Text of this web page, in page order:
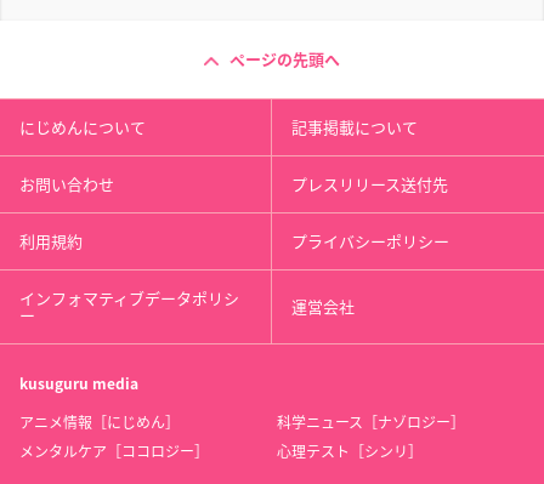
ページの先頭へ
にじめんについて 記事掲載について
お問い合わせ プレスリリース送付先
利用規約 プライバシーポリシー
インフォマティブデータポリシ
ー 運営会社
kusuguru media
アニメ情報［にじめん］
科学ニュース［ナゾロジー］
メンタルケア［ココロジー］
心理テスト［シンリ］